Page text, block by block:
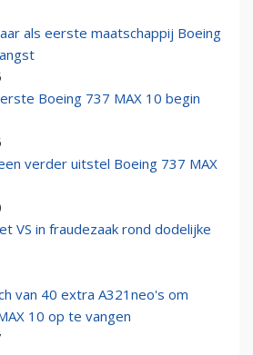
als eerste maatschappij Boeing
Boeing 737 MAX 10 begin
verder uitstel Boeing 737 MAX
VS in fraudezaak rond dodelijke
van 40 extra A321neo's om
10 op te vangen